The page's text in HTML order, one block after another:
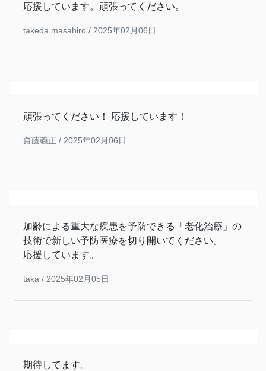
応援しています。頑張ってください。
takeda.masahiro / 2025年02月06日
頑張ってください！ 応援しています！
齋藤義正 / 2025年02月06日
加齢による重大な疾患を予防できる「老化治療」の
技術で新しい予防医療を切り開いてください。
応援しています。
taka / 2025年02月05日
期待してます。